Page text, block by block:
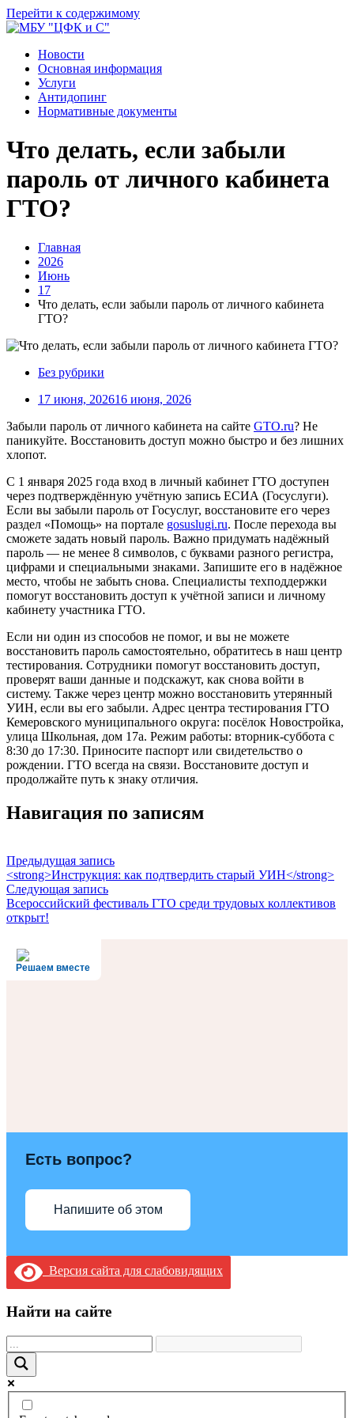
Перейти к содержимому
Новости
Основная информация
Услуги
Антидопинг
Нормативные документы
Что делать, если забыли
пароль от личного кабинета
ГТО?
Главная
2026
Июнь
17
Что делать, если забыли пароль от личного кабинета
ГТО?
Без рубрики
17 июня, 202616 июня, 2026
Забыли пароль от личного кабинета на сайте GTO.ru? Не
паникуйте. Восстановить доступ можно быстро и без лишних
хлопот.
С 1 января 2025 года вход в личный кабинет ГТО доступен
через подтверждённую учётную запись ЕСИА (Госуслуги).
Если вы забыли пароль от Госуслуг, восстановите его через
раздел «Помощь» на портале gosuslugi.ru. После перехода вы
сможете задать новый пароль. Важно придумать надёжный
пароль — не менее 8 символов, с буквами разного регистра,
цифрами и специальными знаками. Запишите его в надёжное
место, чтобы не забыть снова. Специалисты техподдержки
помогут восстановить доступ к учётной записи и личному
кабинету участника ГТО.
Если ни один из способов не помог, и вы не можете
восстановить пароль самостоятельно, обратитесь в наш центр
тестирования. Сотрудники помогут восстановить доступ,
проверят ваши данные и подскажут, как снова войти в
систему. Также через центр можно восстановить утерянный
УИН, если вы его забыли. Адрес центра тестирования ГТО
Кемеровского муниципального округа: посёлок Новостройка,
улица Школьная, дом 17а. Режим работы: вторник-суббота с
8:30 до 17:30. Приносите паспорт или свидетельство о
рождении. ГТО всегда на связи. Восстановите доступ и
продолжайте путь к знаку отличия.
Навигация по записям
Предыдущая запись
<strong>Инструкция: как подтвердить старый УИН</strong>
Следующая запись
Всероссийский фестиваль ГТО среди трудовых коллективов
открыт!
Решаем вместе
Есть вопрос?
Напишите об этом
Версия сайта для слабовидящих
Найти на сайте